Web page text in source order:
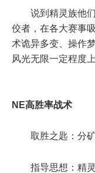
说到精灵族他
佼者，在各大赛事
术诡异多变、操作
风光无限一定程度
NE高胜率战术
取胜之匙：分
指导思想：精